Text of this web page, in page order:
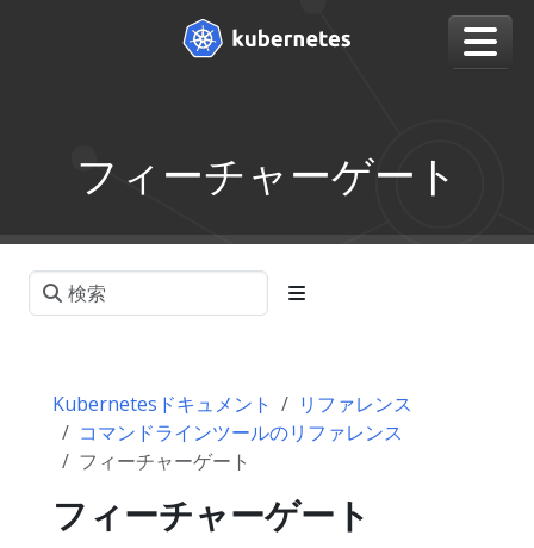
フィーチャーゲート
Kubernetesドキュメント
リファレンス
コマンドラインツールのリファレンス
フィーチャーゲート
フィーチャーゲート